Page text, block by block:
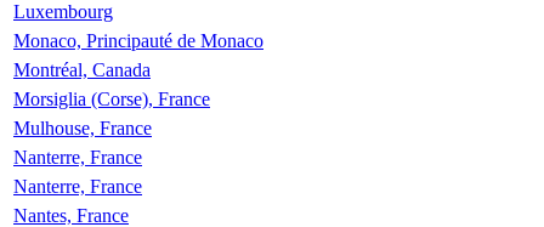
Luxembourg
Monaco, Principauté de Monaco
Montréal, Canada
Morsiglia (Corse), France
Mulhouse, France
Nanterre, France
Nanterre, France
Nantes, France